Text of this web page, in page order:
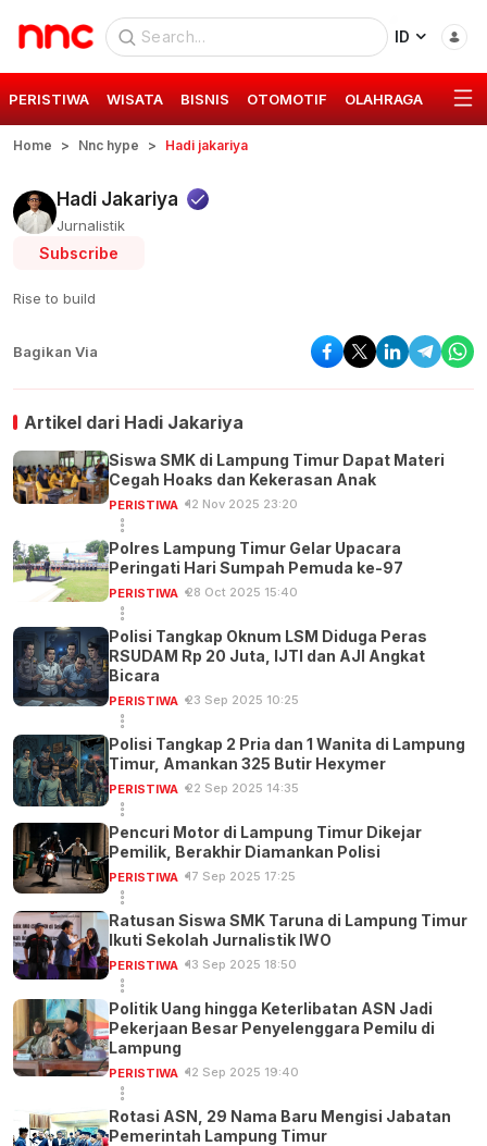
ID
PERISTIWA WISATA BISNIS OTOMOTIF OLAHRAGA GAYA
Home Nnc hype Hadi jakariya
Hadi Jakariya
Jurnalistik
Subscribe
Rise to build
Bagikan Via
Artikel dari Hadi Jakariya
Siswa SMK di Lampung Timur Dapat Materi
Cegah Hoaks dan Kekerasan Anak
PERISTIWA 12 Nov 2025 23:20
Polres Lampung Timur Gelar Upacara
Peringati Hari Sumpah Pemuda ke-97
PERISTIWA 28 Oct 2025 15:40
Polisi Tangkap Oknum LSM Diduga Peras
RSUDAM Rp 20 Juta, IJTI dan AJI Angkat
Bicara
PERISTIWA 23 Sep 2025 10:25
Polisi Tangkap 2 Pria dan 1 Wanita di Lampung
Timur, Amankan 325 Butir Hexymer
PERISTIWA 22 Sep 2025 14:35
Pencuri Motor di Lampung Timur Dikejar
Pemilik, Berakhir Diamankan Polisi
PERISTIWA 17 Sep 2025 17:25
Ratusan Siswa SMK Taruna di Lampung Timur
Ikuti Sekolah Jurnalistik IWO
PERISTIWA 13 Sep 2025 18:50
Politik Uang hingga Keterlibatan ASN Jadi
Pekerjaan Besar Penyelenggara Pemilu di
Lampung
PERISTIWA 12 Sep 2025 19:40
Rotasi ASN, 29 Nama Baru Mengisi Jabatan
Pemerintah Lampung Timur